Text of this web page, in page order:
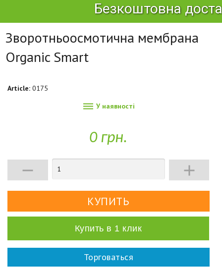
Безкоштовна
Зворотньоосмотична мембрана
Organic Smart
Article: 0175
 У наявності
0 грн.
 
Купить в 1 клик
Торговаться